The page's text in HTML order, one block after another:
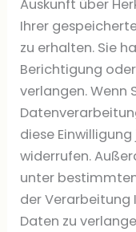
Auskunft über
Ihrer
zu erhalten. Sie
Berichtigung
verlangen. Wenn
diese
widerrufen.
unter
der Verarbeitung
Daten zu